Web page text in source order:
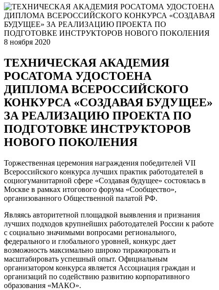
8 ноября 2020
ТЕХНИЧЕСКАЯ АКАДЕМИЯ
РОСАТОМА УДОСТОЕНА
ДИПЛОМА ВСЕРОССИЙСКОГО
КОНКУРСА «СОЗДАВАЯ БУДУЩЕЕ»
ЗА РЕАЛИЗАЦИЮ ПРОЕКТА ПО
ПОДГОТОВКЕ ИНСТРУКТОРОВ
НОВОГО ПОКОЛЕНИЯ
Торжественная церемония награждения победителей VII
Всероссийского конкурса лучших практик работодателей в
социогуманитарной сфере «Создавая будущее» состоялась в
Москве в рамках итогового форума «Сообщество»,
организованного Общественной палатой РФ.
Являясь авторитетной площадкой выявления и признания
лучших подходов крупнейших работодателей России к работе
с социально значимыми вопросами регионального,
федерального и глобального уровней, конкурс дает
возможность максимально широко тиражировать и
масштабировать успешный опыт. Официальным
организатором конкурса является Ассоциация граждан и
организаций по содействию развитию корпоративного
образования «МАКО».